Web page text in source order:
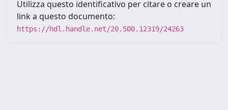
Utilizza questo identificativo per citare o creare un
link a questo documento:
https://hdl.handle.net/20.500.12319/24263